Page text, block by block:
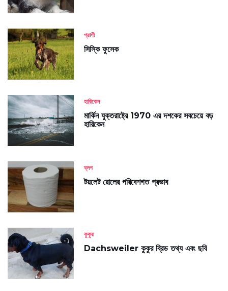
প্রাণী
সিস্কি ফুসেক
হারিকেন
মার্কিন যুক্তরাষ্ট্রে 1970 এর দশকের সবচেয়ে বড়
হারিকেন
ব্লগ
টয়লেট রোলের পরিবেশগত প্রভাব
কুকুর
Dachsweiler কুকুর ব্রিড তথ্য এবং ছবি